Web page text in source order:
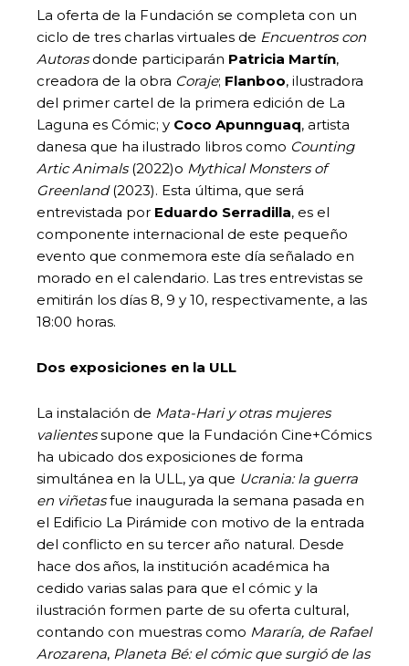
La oferta de la Fundación se completa con un
ciclo de tres charlas virtuales de Encuentros con
Autorasdonde participarán Patricia Martín,
creadora de la obra Coraje; Flanboo, ilustradora
del primer cartel de la primera edición de La
Laguna es Cómic; y Coco Apunnguaq, artista
danesa que ha ilustrado libros como Counting
Artic Animals(2022)o Mythical Monsters of
Greenland(2023). Esta última, que será
entrevistada por Eduardo Serradilla, es el
componente internacional de este pequeño
evento que conmemora este día señalado en
morado en el calendario. Las tres entrevistas se
emitirán los días 8, 9 y 10, respectivamente, a las
18:00 horas.
Dos exposiciones en la ULL
La instalación de Mata-Hari y otras mujeres
valientessupone que la Fundación Cine+Cómics
ha ubicado dos exposiciones de forma
simultánea en la ULL, ya que Ucrania: la guerra
en viñetasfue inaugurada la semana pasada en
el Edificio La Pirámide con motivo de la entrada
del conflicto en su tercer año natural. Desde
hace dos años, la institución académica ha
cedido varias salas para que el cómic y la
ilustración formen parte de su oferta cultural,
contando con muestras como Mararía, de Rafael
Arozarena, Planeta Bé: el cómic que surgió de las